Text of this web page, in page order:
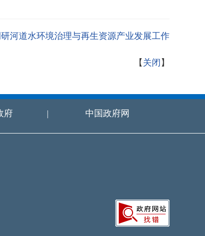
河道水环境治理与再生资源产业发展工作
【 关闭 】
府 | 中国政府网